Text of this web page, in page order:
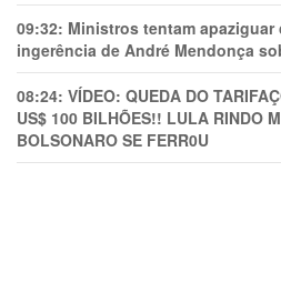
09:32: Ministros tentam apaziguar
ingerência de André Mendonça
08:24: VÍDEO: QUEDA DO
US$ 100 BILHÕES!! LULA RINDO
BOLSONARO SE FERR0U